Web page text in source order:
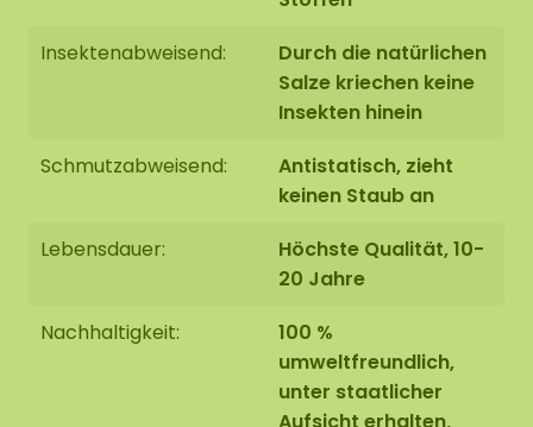
Insektenabweisend:
Durch die natürlichen
Salze kriechen keine
Insekten hinein
Schmutzabweisend:
Antistatisch, zieht
keinen Staub an
Lebensdauer:
Höchste Qualität, 10-
20 Jahre
Nachhaltigkeit:
100 %
umweltfreundlich,
unter staatlicher